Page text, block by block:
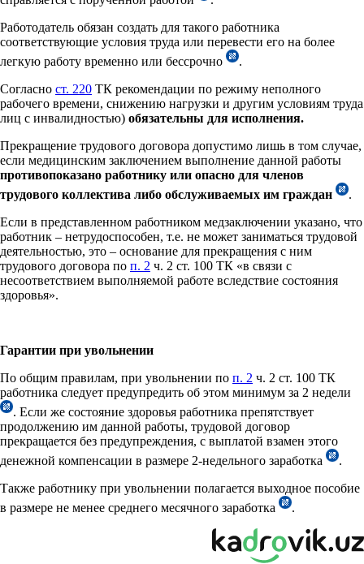
Работодатель обязан создать для такого работника
соответствующие условия труда или перевести его на более
легкую работу временно или бессрочно
.
Согласно ст. 220 ТК рекомендации по режиму неполного
рабочего времени, снижению нагрузки и другим условиям труда
лиц с инвалидностью) обязательны для исполнения.
Прекращение трудового договора допустимо лишь в том случае,
если медицинским заключением выполнение данной работы
противопоказано работнику или опасно для членов
трудового коллектива либо обслуживаемых им граждан
.
Если в представленном работником медзаключении указано, что
работник – нетрудоспособен, т.е. не может заниматься трудовой
деятельностью, это – основание для прекращения с ним
трудового договора по п. 2 ч. 2 ст. 100 ТК «в связи с
несоответствием выполняемой работе вследствие состояния
здоровья».
Гарантии при увольнении
По общим правилам, при увольнении по п. 2 ч. 2 ст. 100 ТК
работника следует предупредить об этом минимум за 2 недели
. Если же состояние здоровья работника препятствует
продолжению им данной работы, трудовой договор
прекращается без предупреждения, с выплатой взамен этого
денежной компенсации в размере 2-недельного заработка
.
Также работнику при увольнении полагается выходное пособие
в размере не менее среднего месячного заработка
.